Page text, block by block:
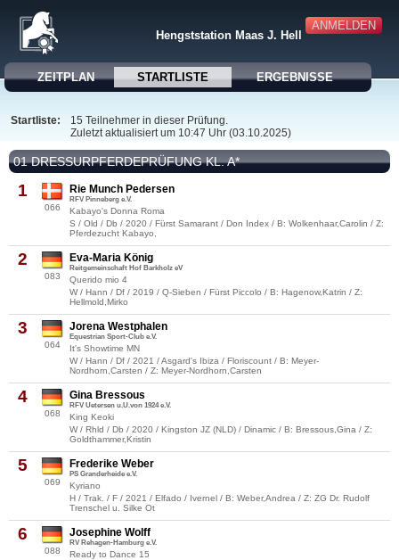
ANMELDEN
Hengststation Maas J. Hell
ZEITPLAN STARTLISTE ERGEBNISSE
Startliste:
15 Teilnehmer in dieser Prüfung.
Zuletzt aktualisiert um 10:47 Uhr (03.10.2025)
01 DRESSURPFERDEPRÜFUNG KL. A*
1
066
Rie Munch Pedersen
RFV Pinneberg e.V.
Kabayo's Donna Roma
S / Old / Db / 2020 / Fürst Samarant / Don Index / B: Wolkenhaar,Carolin / Z:
Pferdezucht Kabayo,
2
083
Eva-Maria König
Reitgemeinschaft Hof Barkholz eV
Querido mio 4
W / Hann / Df / 2019 / Q-Sieben / Fürst Piccolo / B: Hagenow,Katrin / Z:
Hellmold,Mirko
3
064
Jorena Westphalen
Equestrian Sport-Club e.V.
It's Showtime MN
W / Hann / Df / 2021 / Asgard's Ibiza / Floriscount / B: Meyer-
Nordhorn,Carsten / Z: Meyer-Nordhorn,Carsten
4
068
Gina Bressous
RFV Uetersen u.U.von 1924 e.V.
King Keoki
W / Rhld / Db / 2020 / Kingston JZ (NLD) / Dinamic / B: Bressous,Gina / Z:
Goldthammer,Kristin
5
069
Frederike Weber
PS Granderheide e.V.
Kyriano
H / Trak. / F / 2021 / Elfado / Ivernel / B: Weber,Andrea / Z: ZG Dr. Rudolf
Trenschel u. Silke Ot
6
088
Josephine Wolff
RV Rehagen-Hamburg e.V.
Ready to Dance 15